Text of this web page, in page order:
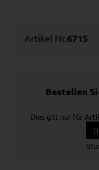
Artikel Nr. 6715
Bestellen
Dies gilt nur für